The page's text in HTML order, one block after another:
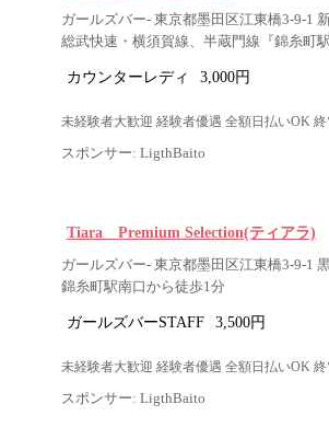
ガールズバー- 東京都墨田区江東橋3-9-1
総武快速・横須賀線、半蔵門線『錦糸町
カウンターレディ 3,000円
未経験者大歓迎 経験者優遇 全額日払いOK
スポンサー: LigthBaito
Tiara Premium Selection(ティアラ)
ガールズバー- 東京都墨田区江東橋3-9-1
錦糸町駅南口から徒歩1分
ガールズバーSTAFF 3,500円
未経験者大歓迎 経験者優遇 全額日払いOK
スポンサー: LigthBaito